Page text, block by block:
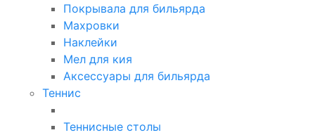
Покрывала для бильярда
Махровки
Наклейки
Мел для кия
Аксессуары для бильярда
Теннис
Теннисные столы